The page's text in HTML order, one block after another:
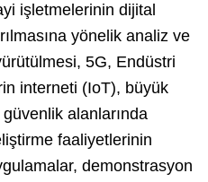
işletmelerinin dijital
yönelik analiz ve
5G, Endüstri
interneti (IoT), büyük
alanlarında
faaliyetlerinin
demonstrasyon